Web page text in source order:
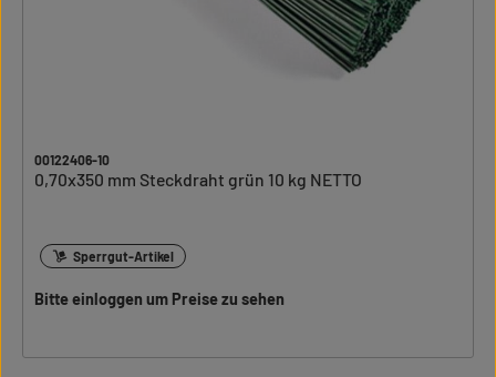
00122406-10
0,70x350 mm Steckdraht grün 10 kg NETTO
Sperrgut-Artikel
Bitte einloggen um Preise zu sehen